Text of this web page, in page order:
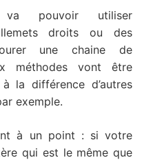
pouvoir utiliser
droits ou des
une chaine de
méthodes vont être
la différence d’autres
exemple.
à un point : si votre
qui est le même que